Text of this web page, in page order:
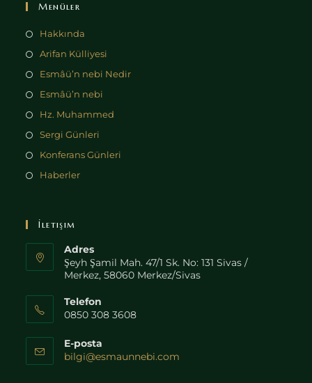
Menüler
Hakkında
Arifan Külliyesi
Esmâü’n nebi Nedir
Esmâü’n nebi
Hz. Muhammed
Sergi Günleri
Konferans Günleri
Haberler
İletişim
Adres
Şeyh Şamil Mah. 47/1 Sk. No: 131 Sivas /
Merkez, 58060 Merkez/Sivas
Telefon
0850 308 3608
E-posta
bilgi@esmaunnebi.com